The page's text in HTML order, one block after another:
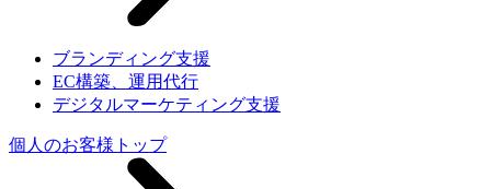
ブランディング支援
EC構築、運用代行
デジタルマーケティング支援
個人のお客様トップ